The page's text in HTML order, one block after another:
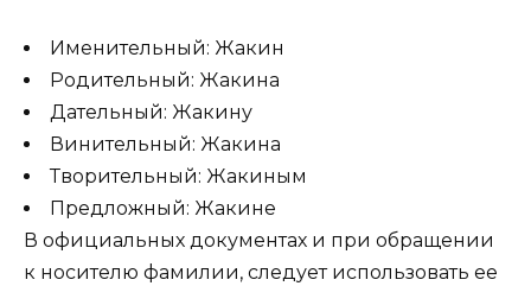
Именительный: Жакин
Родительный: Жакина
Дательный: Жакину
Винительный: Жакина
Творительный: Жакиным
Предложный: Жакине
В официальных документах и при обращении
к носителю фамилии, следует использовать ее